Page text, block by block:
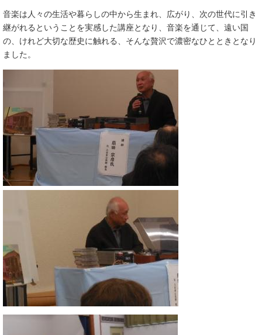
音楽は人々の生活や暮らしの中から生まれ、広がり、次の世代に引き
継がれるということを実感した講座となり、音楽を通じて、遠い国
の、けれど大切な歴史に触れる、そんな贅沢で濃密なひとときとなり
ました。